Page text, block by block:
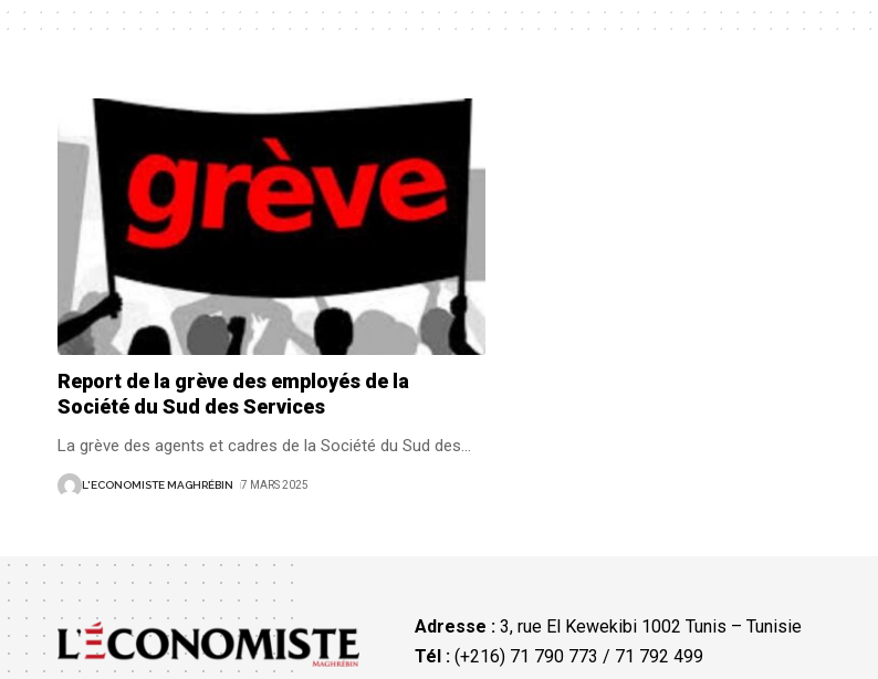
Report de la grève des employés de la
Société du Sud des Services
La grève des agents et cadres de la Société du Sud des…
L'ECONOMISTE MAGHRÉBIN 7 MARS 2025
Adresse : 3, rue El Kewekibi 1002 Tunis – Tunisie
Tél :(+216) 71 790 773 / 71 792 499